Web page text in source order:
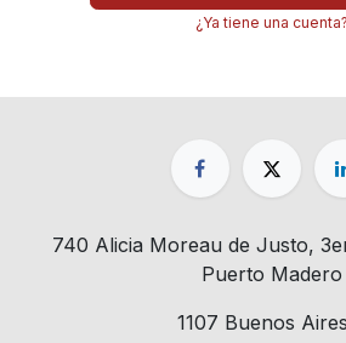
¿Ya tiene una cuenta?
740 Alicia Moreau de Justo,
Puerto Madero
1107 Buenos